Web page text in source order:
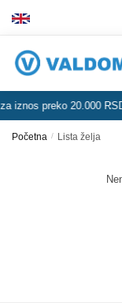
preko 20.000 RSD.
Početna / Lista želja